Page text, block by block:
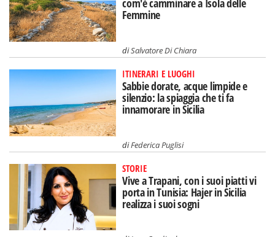
com'è camminare a Isola delle
Femmine
diSalvatore Di Chiara
ITINERARI E LUOGHI
Sabbie dorate, acque limpide e
silenzio: la spiaggia che ti fa
innamorare in Sicilia
diFederica Puglisi
STORIE
Vive a Trapani, con i suoi piatti vi
porta in Tunisia: Hajer in Sicilia
realizza i suoi sogni